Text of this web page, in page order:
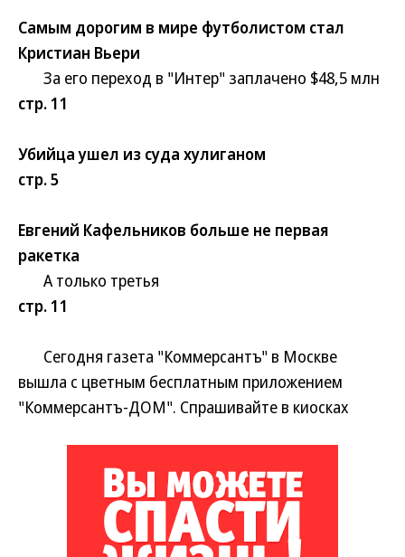
Самым дорогим в мире футболистом стал
Кристиан Вьери
За его переход в "Интер" заплачено $48,5 млн
стр. 11
Убийца ушел из суда хулиганом
стр. 5
Евгений Кафельников больше не первая
ракетка
А только третья
стр. 11
Сегодня газета "Коммерсантъ" в Москве
вышла с цветным бесплатным приложением
"Коммерсантъ-ДОМ". Спрашивайте в киосках